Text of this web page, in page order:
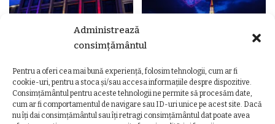
Administrează
consimțământul
Pentru a oferi cea mai bună experiență, folosim tehnologii, cum ar fi
cookie-uri, pentru a stoca și/sau accesa informațiile despre dispozitive.
Consimțământul pentru aceste tehnologii ne permite să procesăm date,
cum ar fi comportamentul de navigare sau ID-uri unice pe acest site. Dacă
nu îți dai consimțământul sau îți retragi consimțământul dat poate avea
Ziua Unirii Principatelor Române
– Clădiri și poduri din Cluj,
iluminate în culorile drapelului
Ziua Unirii la Cluj-Napoca.
Programul complet al
evenimentelor